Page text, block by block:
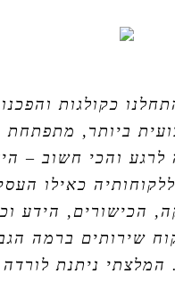
כקולגות
ביותר, מתפתחת
והכי חשוב –
כאילו
הכישורים, הידע
שירותים ברמה
המלצתי ניתנת